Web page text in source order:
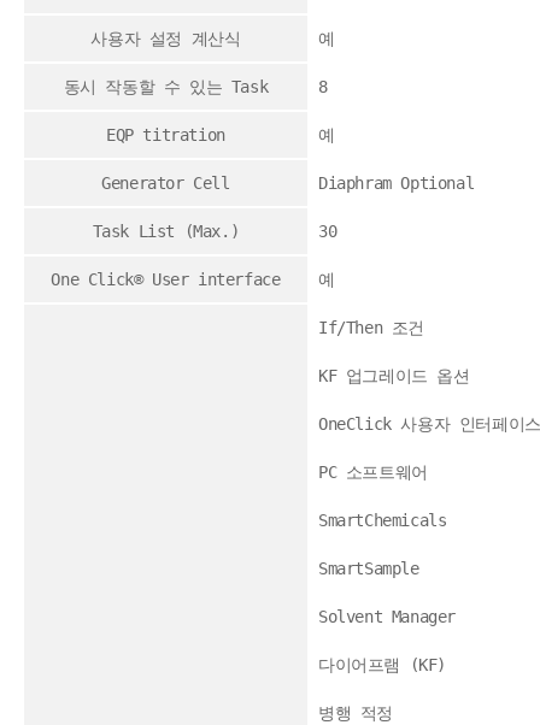
사용자 설정 계산식 예
동시 작동할 수 있는 Task 8
EQP titration 예
Generator Cell Diaphram Optional
Task List (Max.) 30
One Click® User interface 예
If/Then 조건
KF 업그레이드 옵션
OneClick 사용자 인터페이스
PC 소프트웨어
SmartChemicals
SmartSample
Solvent Manager
다이어프램 (KF)
병행 적정